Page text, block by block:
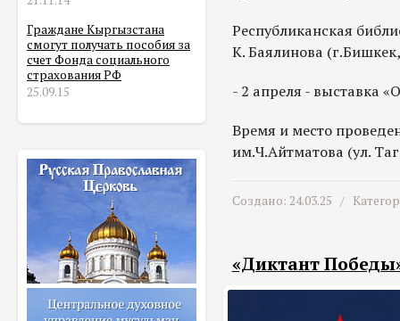
Граждане Кыргызстана
смогут получать пособия за
счет Фонда социального
страхования РФ
25.09.15
Республиканская
К. Баялинова
- 2 апреля - выставка
Время и место
им.Ч.Айтматова (ул.
Создано: 24.03.25 /
«Диктант